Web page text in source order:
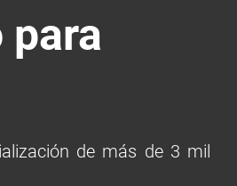
de más de 3 mil